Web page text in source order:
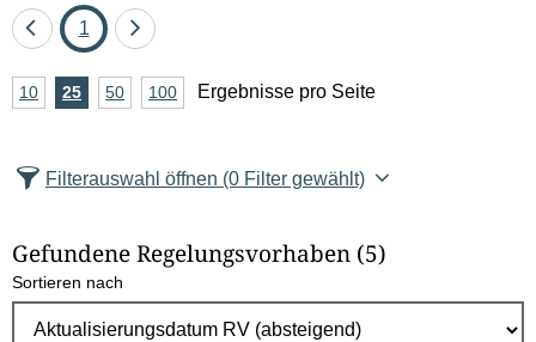
Eine
zurück
Seite
1
Eine
vor
A
z
l
E
10Ergebnisse
25Ergebnisse
50Ergebnisse
100Ergebnisse
Ergebnisse pro Seite
Filterauswahl öffnen (0 Filter gewählt)
Gefundene Regelungsvorhaben (5)
Sortieren nach